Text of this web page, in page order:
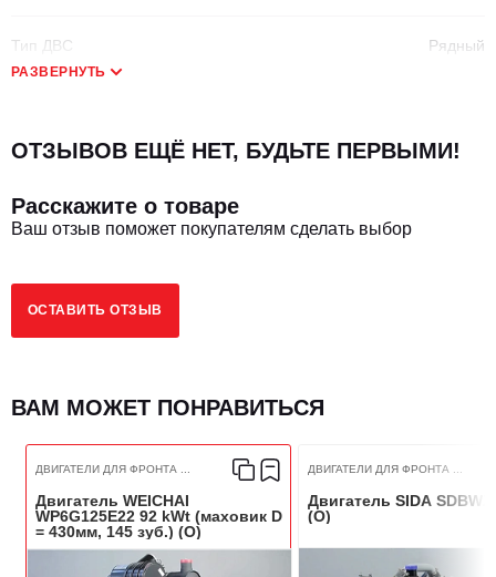
Тип ДВС Рядный
Количество цилиндров
Рабочий объем, сМ3
Мощность, кВт/Лс
Диаметр цилиндра, мм
Ход поршня, мм 125
Экологический класс
РАЗВЕРНУТЬ
ОТЗЫВОВ ЕЩЁ НЕТ, БУДЬТЕ ПЕРВЫМИ!
Расскажите о товаре
Ваш отзыв поможет покупателям сделать выбор
ОСТАВИТЬ ОТЗЫВ
ВАМ МОЖЕТ ПОНРАВИТЬСЯ
ДВИГАТЕЛИ ДЛЯ ФРОНТА ...
Двигатель WEICHAI
WP6G125E22 92 kWt (маховик D
= 430мм, 145 зуб.) (O)
ДВИГАТЕЛИ ДЛЯ ФРОНТА ...
Двигатель SIDA
(O)